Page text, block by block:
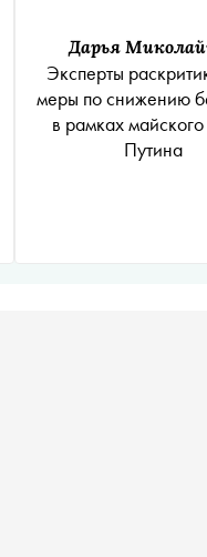
Дарья
Эксперты
меры по снижению
в рамках
Путина